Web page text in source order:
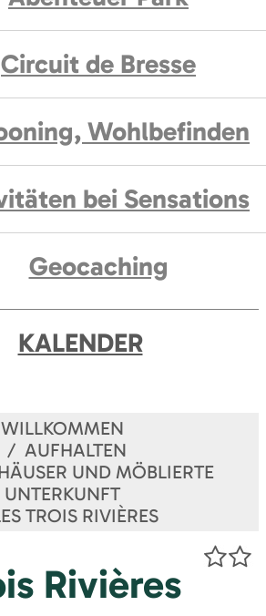
Circuit de Bresse
Wohlbefinden
bei Sensations
Geocaching
KALENDER
WILLKOMMEN
AUFHALTEN
UND MÖBLIERTE
UNTERKUNFT
TROIS RIVIÈRES
Rivières